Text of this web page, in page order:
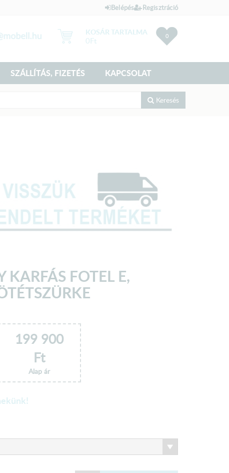
Belépés Regisztráció
0
KOSÁR TARTALMA
0Ft
SZÁLLÍTÁS, FIZETÉS KAPCSOLAT
Keresés
KARFÁS FOTEL E,
199 900
Ft
Alap ár